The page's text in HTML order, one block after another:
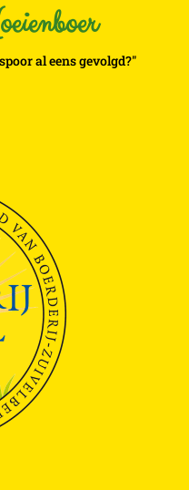
al eens gevolgd?"